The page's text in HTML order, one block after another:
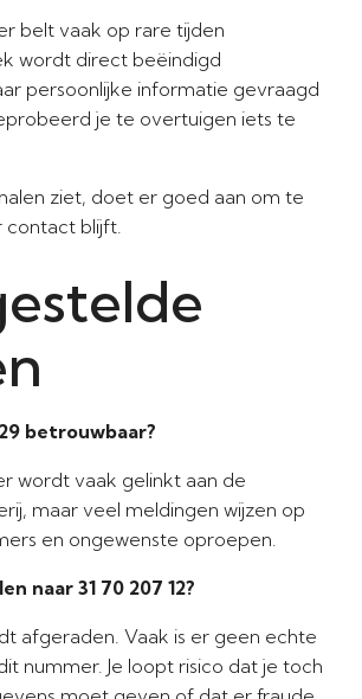
belt vaak op rare tijden
wordt direct beëindigd
persoonlijke informatie gevraagd
je te overtuigen iets te
ziet, doet er goed aan om te
contact blijft.
29 betrouwbaar?
wordt vaak gelinkt aan de
maar veel meldingen wijzen op
en ongewenste oproepen.
naar 31 70 207 12?
afgeraden. Vaak is er geen echte
nummer. Je loopt risico dat je toch